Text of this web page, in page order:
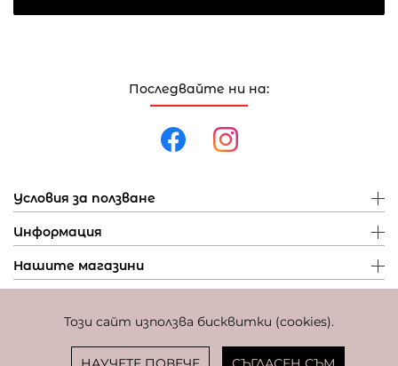
Този сайт използва бисквитки (cookies).
Последвайте ни на:
Условия за ползване
Информация
Нашите магазини
Фиксиран курс за превалутиране: 1 EUR = 1,95583 BGN